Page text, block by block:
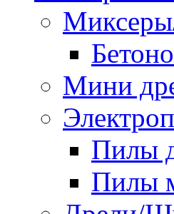
Мини
Пилы
Пилы